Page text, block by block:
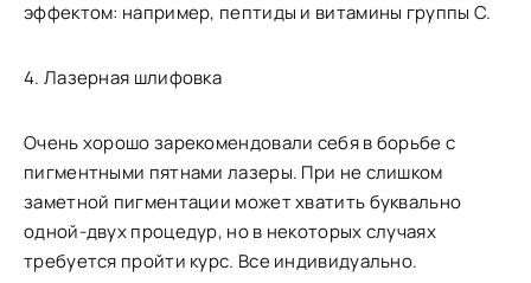
эффектом: например, пептиды и витамины группы С.
4. Лазерная шлифовка
Очень хорошо зарекомендовали себя в борьбе с
пигментными пятнами лазеры. При не слишком
заметной пигментации может хватить буквально
одной-двух процедур, но в некоторых случаях
требуется пройти курс. Все индивидуально.